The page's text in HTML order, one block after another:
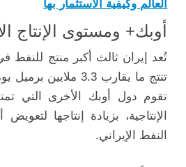
العالم وكيفية الاستثمار بها
أوبك+ ومستوى الإنتاج
تُعد إيران ثالث أكبر منتج
تنتج ما يقارب 3.3
تقوم دول أوبك الأخرى التي
الإنتاجية، بزيادة إنتاجها
النفط الإيراني.